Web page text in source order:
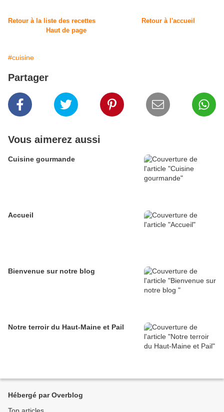
Retour à la liste des recettes
Retour à l'accueil
Haut de page
#cuisine
Partager
Vous aimerez aussi
Cuisine gourmande
Accueil
Bienvenue sur notre blog
Notre terroir du Haut-Maine et Pail
Hébergé par Overblog